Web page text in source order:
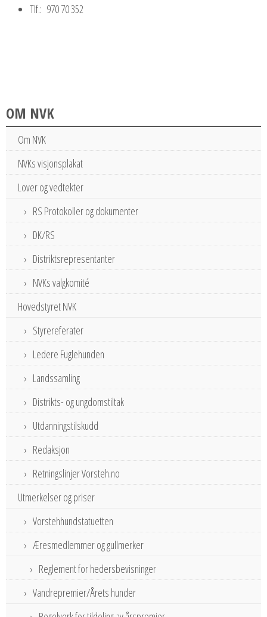
Tlf.: 970 70 352
OM NVK
Om NVK
NVKs visjonsplakat
Lover og vedtekter
RS Protokoller og dokumenter
DK/RS
Distriktsrepresentanter
NVKs valgkomité
Hovedstyret NVK
Styrereferater
Ledere Fuglehunden
Landssamling
Distrikts- og ungdomstiltak
Utdanningstilskudd
Redaksjon
Retningslinjer Vorsteh.no
Utmerkelser og priser
Vorstehhundstatuetten
Æresmedlemmer og gullmerker
Reglement for hedersbevisninger
Vandrepremier/Årets hunder